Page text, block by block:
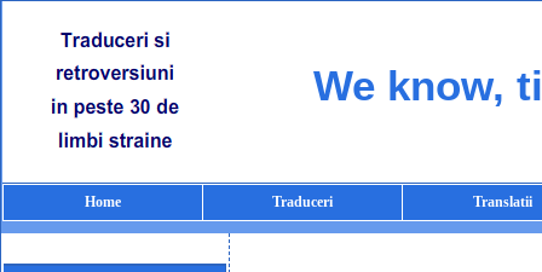
We know,
Home Traduceri Translatii